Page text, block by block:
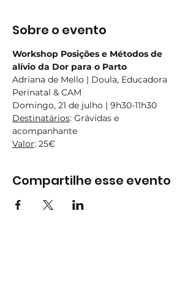
Sobre o evento
Workshop Posições e Métodos de
alívio da Dor para o Parto
Adriana de Mello | Doula, Educadora
Perinatal & CAM
Domingo, 21 de julho | 9h30-11h30
Destinatários: Grávidas e
acompanhante
Valor: 25€
Compartilhe esse evento